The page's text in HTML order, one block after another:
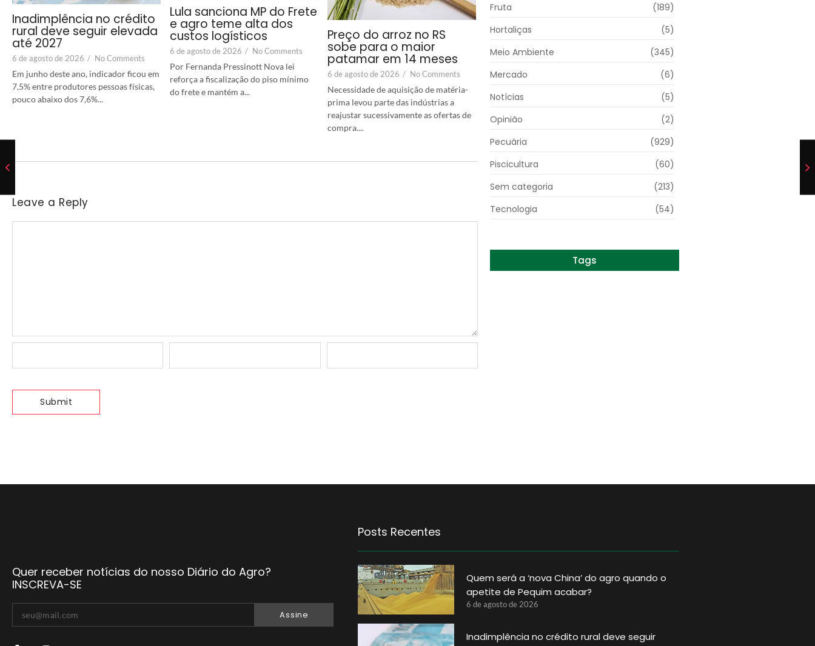
Inadimplência no crédito
rural deve seguir elevada
até 2027
6 de agosto de 2026 / No Comments
Em junho deste ano, indicador ficou em
7,5% entre produtores pessoas físicas,
pouco abaixo dos 7,6%...
Lula sanciona MP do Frete
e agro teme alta dos
custos logísticos
6 de agosto de 2026 / No Comments
Por Fernanda Pressinott Nova lei
reforça a fiscalização do piso mínimo
do frete e mantém a...
Preço do arroz no RS
sobe para o maior
patamar em 14 meses
6 de agosto de 2026 / No Comments
Necessidade de aquisição de matéria-
prima levou parte das indústrias a
reajustar sucessivamente as ofertas de
compra....
Leave a Reply
Fruta
(189)
Hortaliças
(5)
Meio Ambiente
(345)
Mercado
(6)
Notícias
(5)
Opinião
(2)
Pecuária
(929)
Piscicultura
(60)
Sem categoria
(213)
Tecnologia
(54)
Tags
Quer receber notícias do nosso Diário do Agro?
INSCREVA-SE
Assine
Posts Recentes
Quem será a ‘nova China’ do agro quando o
apetite de Pequim acabar?
6 de agosto de 2026
Inadimplência no crédito rural deve seguir